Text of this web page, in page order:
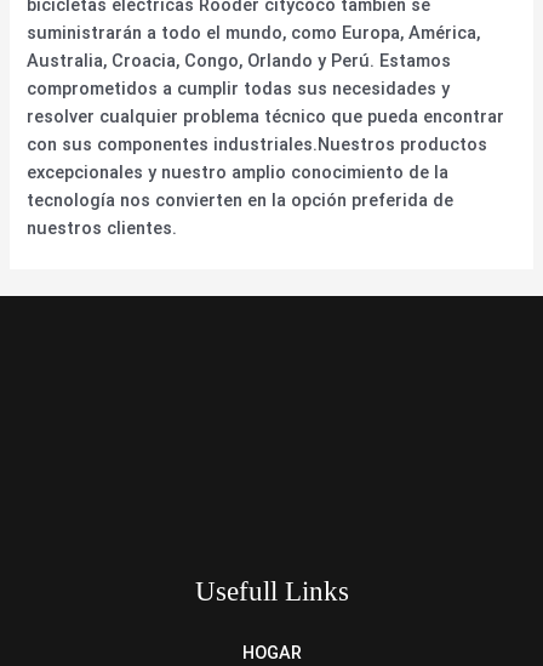
bicicletas eléctricas Rooder citycoco también se
suministrarán a todo el mundo, como Europa, América,
Australia, Croacia, Congo, Orlando y Perú. Estamos
comprometidos a cumplir todas sus necesidades y
resolver cualquier problema técnico que pueda encontrar
con sus componentes industriales.Nuestros productos
excepcionales y nuestro amplio conocimiento de la
tecnología nos convierten en la opción preferida de
nuestros clientes.
Usefull Links
HOGAR